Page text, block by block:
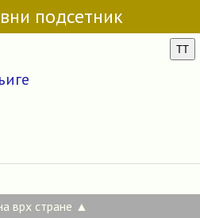
подсетник
TT
врх стране ▲